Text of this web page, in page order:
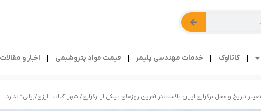
کاتالوگ خدمات مهندسی پلیمر قیمت مواد پتروشیمی اخبار و مقالات
تغییر تاریخ و محل برگزاری ایران پلاست در آخرین روزهای پیش از برگزاری/ شهر آفتاب “ارزی/ریالی” ندارد